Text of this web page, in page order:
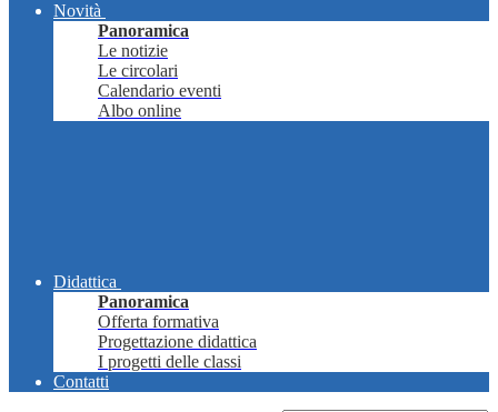
Novità
Panoramica
Le notizie
Le circolari
Calendario eventi
Albo online
Didattica
Panoramica
Offerta formativa
Progettazione didattica
I progetti delle classi
Contatti